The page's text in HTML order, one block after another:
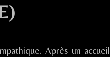
Après un accueil